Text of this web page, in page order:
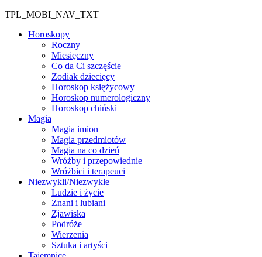
TPL_MOBI_NAV_TXT
Horoskopy
Roczny
Miesięczny
Co da Ci szczęście
Zodiak dziecięcy
Horoskop księżycowy
Horoskop numerologiczny
Horoskop chiński
Magia
Magia imion
Magia przedmiotów
Magia na co dzień
Wróżby i przepowiednie
Wróżbici i terapeuci
Niezwykli/Niezwykłe
Ludzie i życie
Znani i lubiani
Zjawiska
Podróże
Wierzenia
Sztuka i artyści